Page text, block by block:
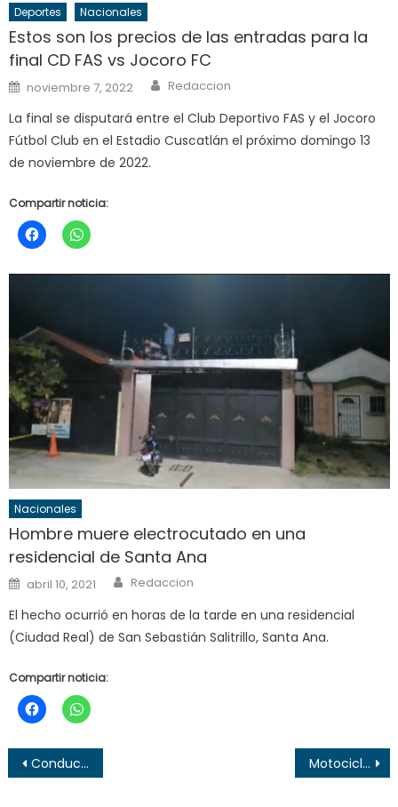
Deportes Nacionales
Estos son los precios de las entradas para la
final CD FAS vs Jocoro FC
Posted
on
noviembre 7, 2022 Author
Redaccion
La final se disputará entre el Club Deportivo FAS y el Jocoro
Fútbol Club en el Estadio Cuscatlán el próximo domingo 13
de noviembre de 2022.
Compartir noticia:
Nacionales
Hombre muere electrocutado en una
residencial de Santa Ana
Posted
on
abril 10, 2021 Author
Redaccion
El hecho ocurrió en horas de la tarde en una residencial
(Ciudad Real) de San Sebastián Salitrillo, Santa Ana.
Compartir noticia:
Navegación
de
Conductor embiste a ciclista y se da a la fuga en Santa Ana Motociclista sufre accidente frente a UNICAES, en Santa Ana